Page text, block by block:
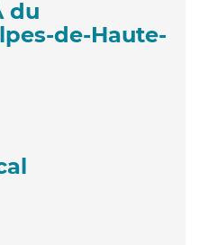
du
de-Haute-